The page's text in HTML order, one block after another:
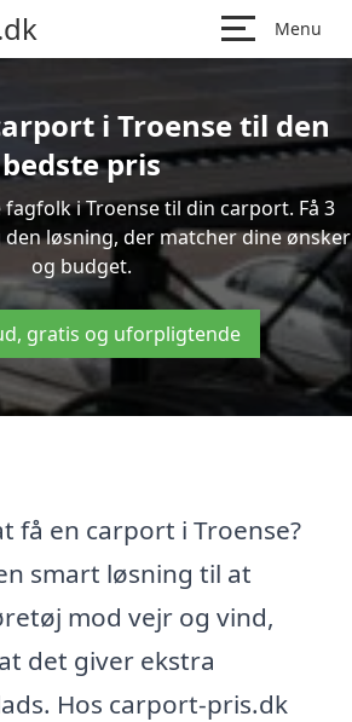
Menu
i Troense til den
bedste pris
i Troense til din carport. Få 3
løsning, der matcher dine ønsker
og budget.
gratis og uforpligtende
få en carport i Troense?
smart løsning til at
mod vejr og vind,
det giver ekstra
Hos carport-pris.dk